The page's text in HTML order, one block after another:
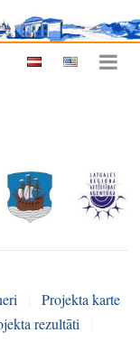
Projekta karte
rezultāti